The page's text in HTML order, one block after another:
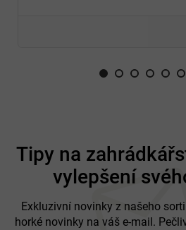
Tipy na
vylepšení
Exkluzivní novinky z našeho
horké novinky na váš e-mail.